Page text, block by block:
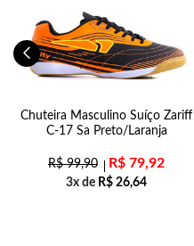
Chuteira Masculino Suíço Zariff
C-17 Sa Preto/Laranja
R$99,90 R$ 79,92
3x de R$ 26,64